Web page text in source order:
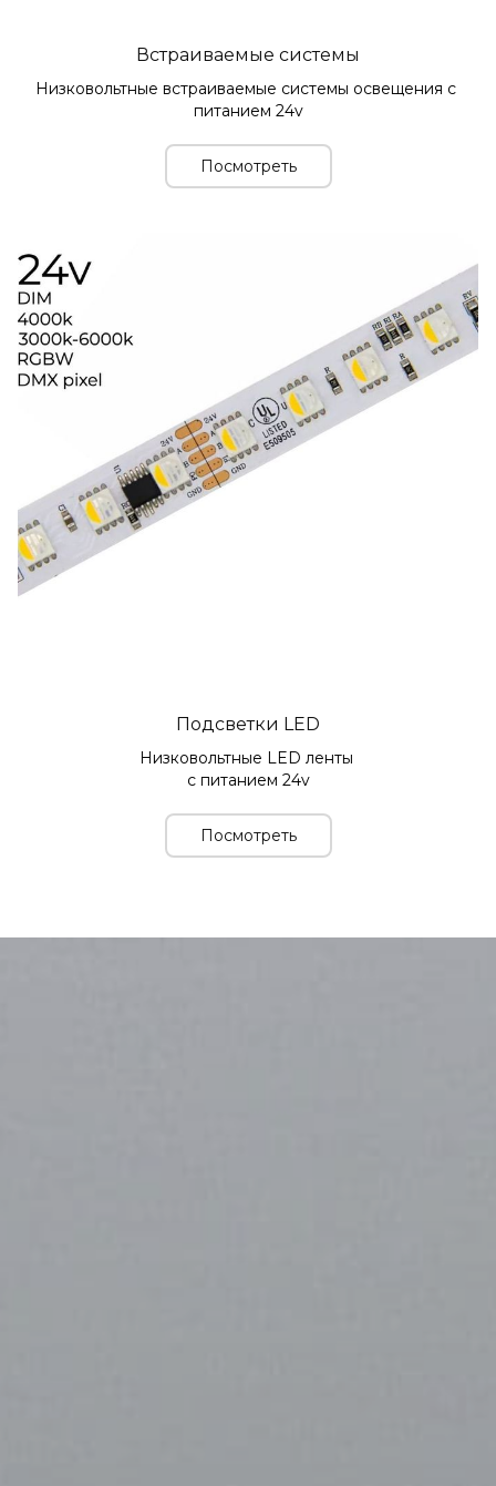
Встраиваемые системы
Низковольтные встраиваемые системы освещения с
питанием 24v
Посмотреть
Подсветки LED
Низковольтные LED ленты
с питанием 24v
Посмотреть